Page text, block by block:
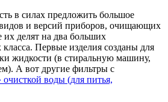
в силах предложить большое
и версий приборов, очищающих
их делят на два больших
Первые изделия созданы для
жидкости (в стиральную машину,
А вот другие фильтры с
очисткой воды (для питья,